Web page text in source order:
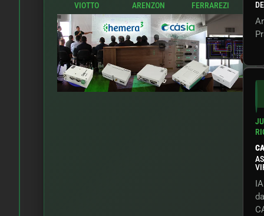
VIOTTO
ARENZON
FERRAREZI
IA
da